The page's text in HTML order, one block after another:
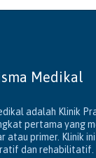
Medikal
adalah Klinik
pertama yang
atau primer. Klinik
dan rehabilitatif.